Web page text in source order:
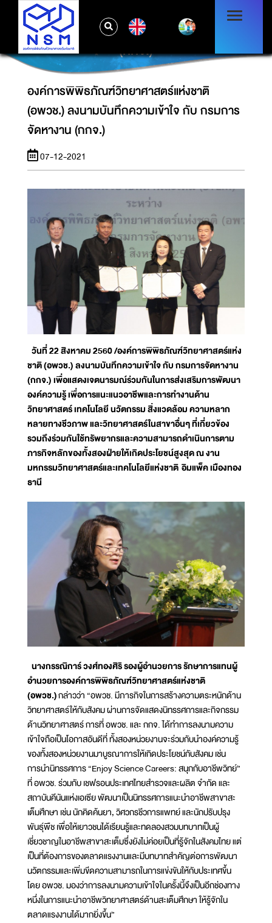
องค์การพิพิธภัณฑ์วิทยาศาสตร์แห่งชาติ (อพวช.)
ลงนามบันทึกความเข้าใจ กับ กรมการจัดหางาน
(กกจ.)
องค์การพิพิธภัณฑ์วิทยาศาสตร์แห่งชาติ
(อพวช.) ลงนามบันทึกความเข้าใจ กับ กรมการ
จัดหางาน (กกจ.)
07-12-2021
วันที่ 22 สิงหาคม 2560 /องค์การพิพิธภัณฑ์วิทยาศาสตร์แห่ง
ชาติ (อพวช.) ลงนามบันทึกความเข้าใจ กับ กรมการจัดหางาน
(กกจ.) เพื่อแสดงเจตนารมณ์ร่วมกันในการส่งเสริมการพัฒนา
องค์ความรู้ เพื่อการแนะแนวอาชีพและการทำงานด้าน
วิทยาศาสตร์ เทคโนโลยี นวัตกรรม สิ่งแวดล้อม ความหลาก
หลายทางชีวภาพ และวิทยาศาสตร์ในสาขาอื่นๆ ที่เกี่ยวข้อง
รวมถึงร่วมกันใช้ทรัพยากรและความสามารถดำเนินการตาม
ภารกิจหลักของทั้งสองฝ่ายให้เกิดประโยชน์สูงสุด ณ งาน
มหกรรมวิทยาศาสตร์และเทคโนโลยีแห่งชาติ อิมแพ็ค เมืองทอง
ธานี
นางกรรณิการ์ วงศ์ทองศิริ รองผู้อำนวยการ รักษาการแทนผู้
อำนวยการองค์การพิพิธภัณฑ์วิทยาศาสตร์แห่งชาติ
(อพวช.)กล่าวว่า “อพวช. มีภารกิจในการสร้างความตระหนักด้าน
วิทยาศาสตร์ให้กับสังคม ผ่านการจัดแสดงนิทรรศการและกิจกรรม
ด้านวิทยาศาสตร์ การที่ อพวช. และ กกจ. ได้ทำการลงนามความ
เข้าใจถือเป็นโอกาสอันดีที่ ทั้งสองหน่วยงานจะร่วมกับนำองค์ความรู้
ของทั้งสองหน่วยงานมาบูรณาการให้เกิดประโยชน์กับสังคม เช่น
การนำนิทรรศการ “Enjoy Science Careers: สนุกกับอาชีพวิทย์”
ที่ อพวช. ร่วมกับ เชฟรอนประเทศไทยสำรวจและผลิต จำกัด และ
สถาบันคีนันแห่งเอเซีย พัฒนาเป็นนิทรรศการแนะนำอาชีพสาขาสะ
เต็มศึกษา เช่น นักคิดค้นยา, วิศวกรชีวการแพทย์ และนักปรับปรุง
พันธุ์พืช เพื่อให้เยาวชนได้เรียนรู้และทดลองสวมบทบาทเป็นผู้
เชี่ยวชาญในอาชีพสาขาสะเต็มซึ่งยังไม่ค่อยเป็นที่รู้จักในสังคมไทย แต่
เป็นที่ต้องการของตลาดแรงงานและมีบทบาทสำคัญต่อการพัฒนา
นวัตกรรมและเพิ่มขีดความสามารถในการแข่งขันให้กับประเทศขึ้น
โดย อพวช. มองว่าการลงนามความเข้าใจในครั้งนี้จึงเป็นอีกช่องทาง
หนึ่งในการแนะนำอาชีพวิทยาศาสตร์ด้านสะเต็มศึกษา ให้รู้จักใน
ตลาดแรงงานได้มากยิ่งขึ้น”